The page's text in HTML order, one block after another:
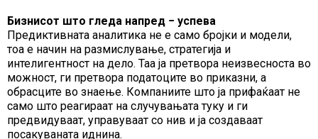
Бизнисот што гледа напред − успева
Предиктивната аналитика не е само бројки и модели,
тоа е начин на размислување, стратегија и
интелигентност на дело. Таа ја претвора неизвесноста во
можност, ги претвора податоците во приказни, а
обрасците во знаење. Компаниите што ја прифаќаат не
само што реагираат на случувањата туку и ги
предвидуваат, управуваат со нив и ја создаваат
посакуваната иднина.